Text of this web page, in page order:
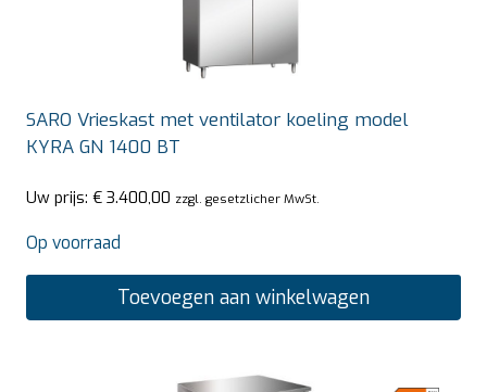
SARO Vrieskast met ventilator koeling model
KYRA GN 1400 BT
Uw prijs: € 3.400,00 zzgl. gesetzlicher MwSt.
Op voorraad
Toevoegen aan winkelwagen